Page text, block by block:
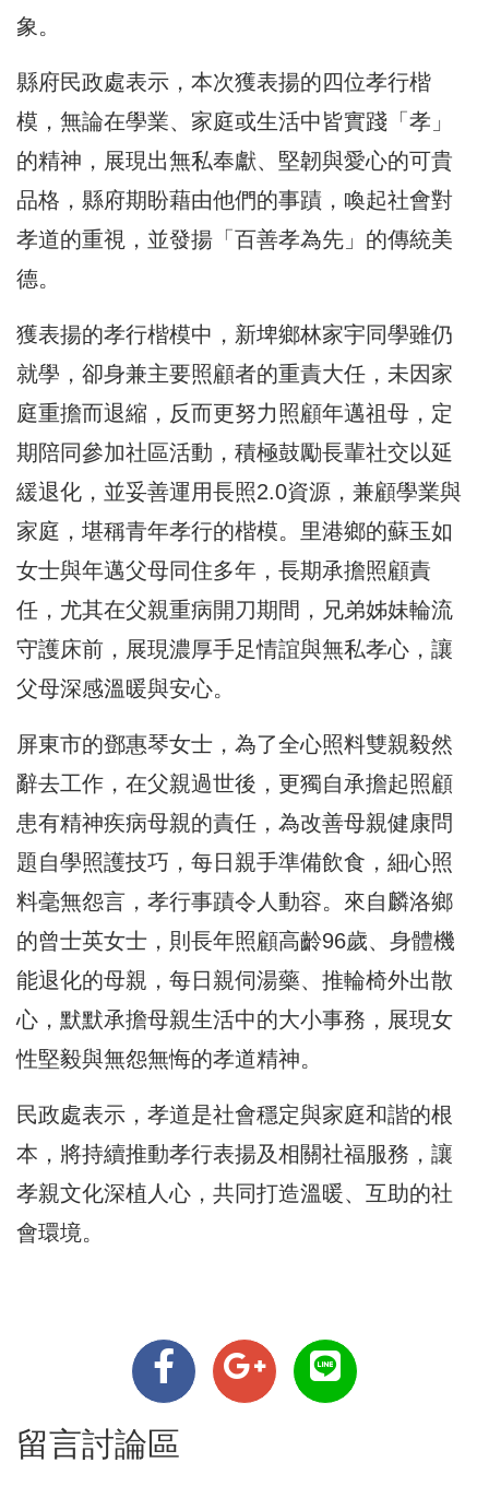
象。
縣府民政處表示，本次獲表揚的四位孝行楷
模，無論在學業、家庭或生活中皆實踐「孝」
的精神，展現出無私奉獻、堅韌與愛心的可貴
品格，縣府期盼藉由他們的事蹟，喚起社會對
孝道的重視，並發揚「百善孝為先」的傳統美
德。
獲表揚的孝行楷模中，新埤鄉林家宇同學雖仍
就學，卻身兼主要照顧者的重責大任，未因家
庭重擔而退縮，反而更努力照顧年邁祖母，定
期陪同參加社區活動，積極鼓勵長輩社交以延
緩退化，並妥善運用長照2.0資源，兼顧學業與
家庭，堪稱青年孝行的楷模。里港鄉的蘇玉如
女士與年邁父母同住多年，長期承擔照顧責
任，尤其在父親重病開刀期間，兄弟姊妹輪流
守護床前，展現濃厚手足情誼與無私孝心，讓
父母深感溫暖與安心。
屏東市的鄧惠琴女士，為了全心照料雙親毅然
辭去工作，在父親過世後，更獨自承擔起照顧
患有精神疾病母親的責任，為改善母親健康問
題自學照護技巧，每日親手準備飲食，細心照
料毫無怨言，孝行事蹟令人動容。來自麟洛鄉
的曾士英女士，則長年照顧高齡96歲、身體機
能退化的母親，每日親伺湯藥、推輪椅外出散
心，默默承擔母親生活中的大小事務，展現女
性堅毅與無怨無悔的孝道精神。
民政處表示，孝道是社會穩定與家庭和諧的根
本，將持續推動孝行表揚及相關社福服務，讓
孝親文化深植人心，共同打造溫暖、互助的社
會環境。
留言討論區